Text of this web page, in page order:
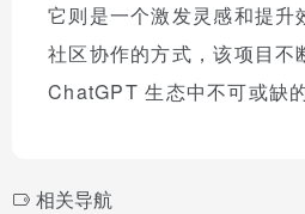
它则是一个激发灵感和提升
社区协作的方式，该项目不
ChatGPT 生态中不可或缺
相关导航